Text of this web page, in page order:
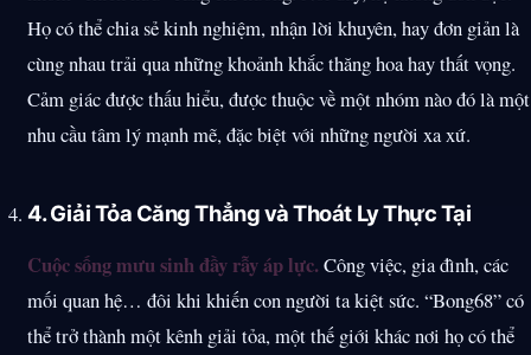
Họ có thể chia sẻ kinh nghiệm, nhận lời khuyên, hay đơn giản là
cùng nhau trải qua những khoảnh khắc thăng hoa hay thất vọng.
Cảm giác được thấu hiểu, được thuộc về một nhóm nào đó là một
nhu cầu tâm lý mạnh mẽ, đặc biệt với những người xa xứ.
4. Giải Tỏa Căng Thẳng và Thoát Ly Thực Tại
Cuộc sống mưu sinh đầy rẫy áp lực.Công việc, gia đình, các
mối quan hệ… đôi khi khiến con người ta kiệt sức. “Bong68” có
thể trở thành một kênh giải tỏa, một thế giới khác nơi họ có thể